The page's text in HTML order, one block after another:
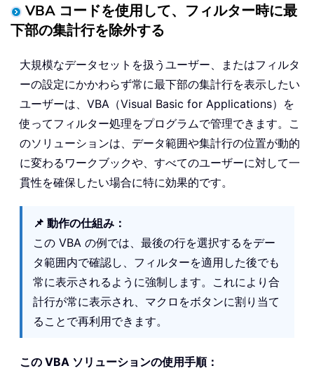
VBA コードを使用して、フィルター時に最
下部の集計行を除外する
大規模なデータセットを扱うユーザー、またはフィルタ
ーの設定にかかわらず常に最下部の集計行を表示したい
ユーザーは、VBA（Visual Basic for Applications）を
使ってフィルター処理をプログラムで管理できます。こ
のソリューションは、データ範囲や集計行の位置が動的
に変わるワークブックや、すべてのユーザーに対して一
貫性を確保したい場合に特に効果的です。
📌 動作の仕組み：
この VBA の例では、最後の行を選択するをデー
タ範囲内で確認し、フィルターを適用した後でも
常に表示されるように強制します。これにより合
計行が常に表示され、マクロをボタンに割り当て
ることで再利用できます。
この VBA ソリューションの使用手順：